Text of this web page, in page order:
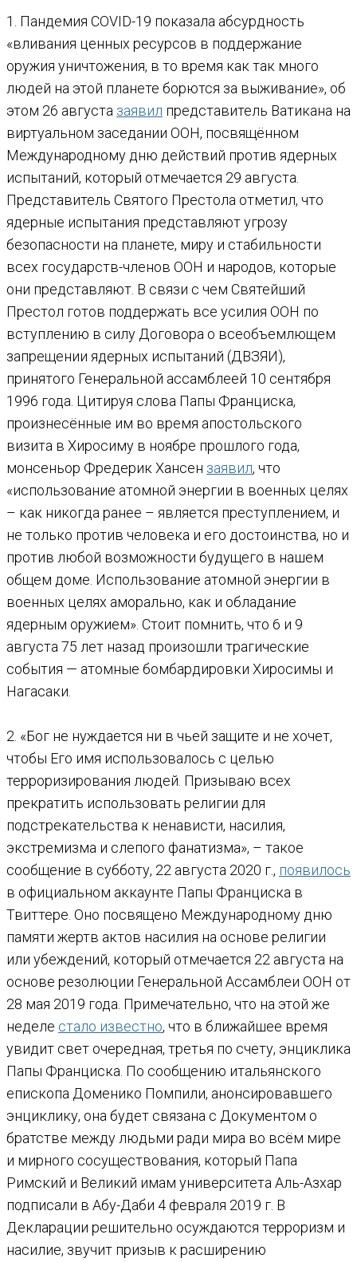
1. Пандемия COVID-19 показала абсурдность
«вливания ценных ресурсов в поддержание
оружия уничтожения, в то время как так много
людей на этой планете борются за выживание», об
этом 26 августа заявил представитель Ватикана на
виртуальном заседании ООН, посвящённом
Международному дню действий против ядерных
испытаний, который отмечается 29 августа.
Представитель Святого Престола отметил, что
ядерные испытания представляют угрозу
безопасности на планете, миру и стабильности
всех государств-членов ООН и народов, которые
они представляют. В связи с чем Святейший
Престол готов поддержать все усилия ООН по
вступлению в силу Договора о всеобъемлющем
запрещении ядерных испытаний (ДВЗЯИ),
принятого Генеральной ассамблеей 10 сентября
1996 года. Цитируя слова Папы Франциска,
произнесённые им во время апостольского
визита в Хиросиму в ноябре прошлого года,
монсеньор Фредерик Хансен заявил, что
«использование атомной энергии в военных целях
– как никогда ранее – является преступлением, и
не только против человека и его достоинства, но и
против любой возможности будущего в нашем
общем доме. Использование атомной энергии в
военных целях аморально, как и обладание
ядерным оружием». Стоит помнить, что 6 и 9
августа 75 лет назад произошли трагические
события — атомные бомбардировки Хиросимы и
Нагасаки.
2. «Бог не нуждается ни в чьей защите и не хочет,
чтобы Его имя использовалось с целью
терроризирования людей. Призываю всех
прекратить использовать религии для
подстрекательства к ненависти, насилия,
экстремизма и слепого фанатизма», – такое
сообщение в субботу, 22 августа 2020 г., появилось
в официальном аккаунте Папы Франциска в
Твиттере. Оно посвящено Международному дню
памяти жертв актов насилия на основе религии
или убеждений, который отмечается 22 августа на
основе резолюции Генеральной Ассамблеи ООН от
28 мая 2019 года. Примечательно, что на этой же
неделе стало известно, что в ближайшее время
увидит свет очередная, третья по счету, энциклика
Папы Франциска. По сообщению итальянского
епископа Доменико Помпили, анонсировавшего
энциклику, она будет связана с Документом о
братстве между людьми ради мира во всём мире
и мирного сосуществования, который Папа
Римский и Великий имам университета Аль-Азхар
подписали в Абу-Даби 4 февраля 2019 г. В
Декларации решительно осуждаются терроризм и
насилие, звучит призыв к расширению